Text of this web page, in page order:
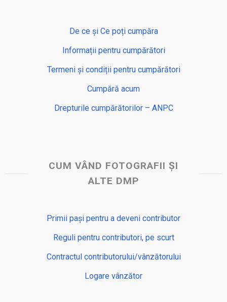
De ce și Ce poți cumpăra
Informații pentru cumpărători
Termeni și condiții pentru cumpărători
Cumpără acum
Drepturile cumpărătorilor – ANPC
CUM VÂND FOTOGRAFII ȘI
ALTE DMP
Primii pași pentru a deveni contributor
Reguli pentru contributori, pe scurt
Contractul contributorului/vânzătorului
Logare vânzător